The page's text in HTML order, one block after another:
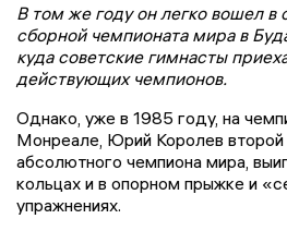
В том же году он легко вошел в
сборной чемпионата мира в
куда советские гимнасты
действующих чемпионов.
Однако, уже в 1985 году, на
Монреале, Юрий Королев второй
абсолютного чемпиона мира,
кольцах и в опорном прыжке и
упражнениях.